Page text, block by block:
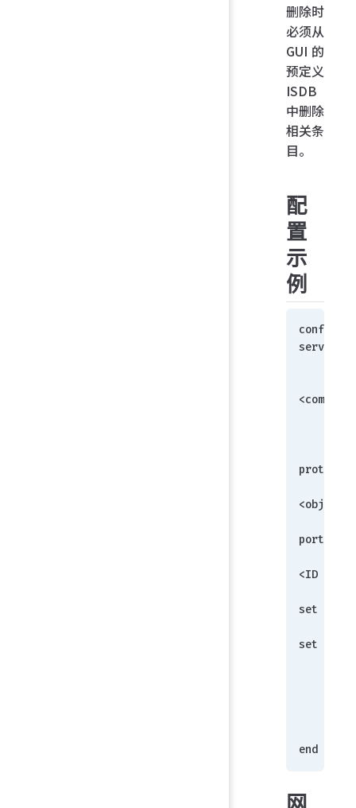
删除时
必须从
GUI 的
预定义
ISDB
中删除
相关条
目。
配
置
示
例
config
service-
<comment>
protocol
port-
<ID #>
set
set end-
end
网